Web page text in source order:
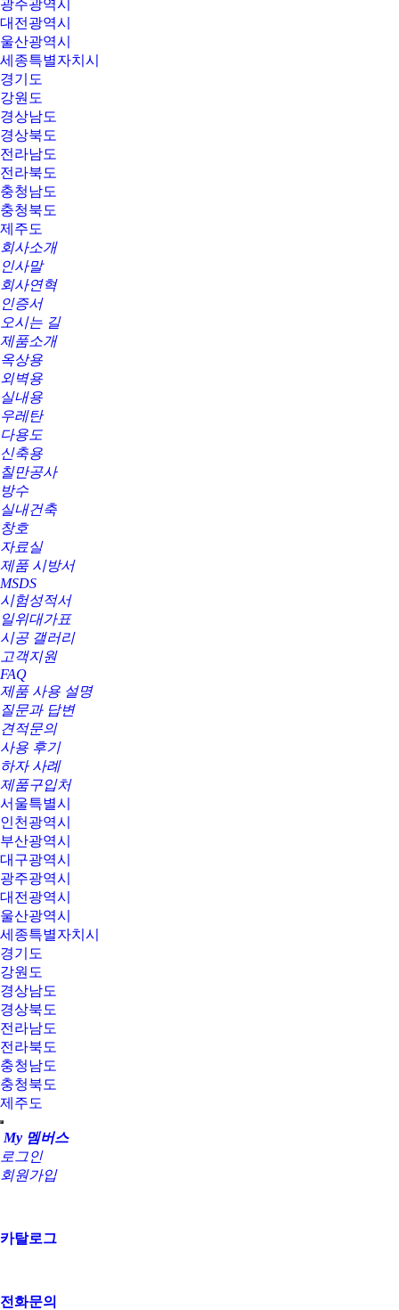
광주광역시
대전광역시
울산광역시
세종특별자치시
경기도
강원도
경상남도
경상북도
전라남도
전라북도
충청남도
충청북도
제주도
회사소개
인사말
회사연혁
인증서
오시는 길
제품소개
옥상용
외벽용
실내용
우레탄
다용도
신축용
칠만공사
방수
실내건축
창호
자료실
제품 시방서
MSDS
시험성적서
일위대가표
시공 갤러리
고객지원
FAQ
제품 사용 설명
질문과 답변
견적문의
사용 후기
하자 사례
제품구입처
서울특별시
인천광역시
부산광역시
대구광역시
광주광역시
대전광역시
울산광역시
세종특별자치시
경기도
강원도
경상남도
경상북도
전라남도
전라북도
충청남도
충청북도
제주도
My 멤버스
로그인
회원가입
카탈로그
전화문의